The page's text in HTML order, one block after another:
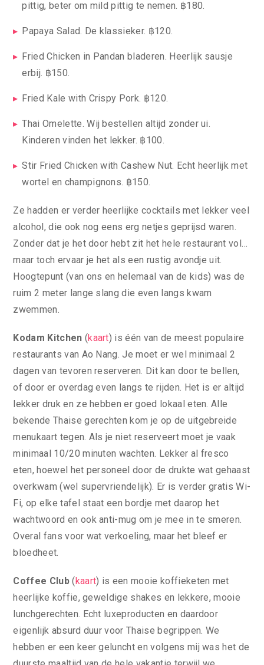
pittig, beter om mild pittig te nemen. ฿180.
Papaya Salad. De klassieker. ฿120.
Fried Chicken in Pandan bladeren. Heerlijk sausje
erbij. ฿150.
Fried Kale with Crispy Pork. ฿120.
Thai Omelette. Wij bestellen altijd zonder ui.
Kinderen vinden het lekker. ฿100.
Stir Fried Chicken with Cashew Nut. Echt heerlijk met
wortel en champignons. ฿150.
Ze hadden er verder heerlijke cocktails met lekker veel
alcohol, die ook nog eens erg netjes geprijsd waren.
Zonder dat je het door hebt zit het hele restaurant vol…
maar toch ervaar je het als een rustig avondje uit.
Hoogtepunt (van ons en helemaal van de kids) was de
ruim 2 meter lange slang die even langs kwam
zwemmen.
Kodam Kitchen (kaart) is één van de meest populaire
restaurants van Ao Nang. Je moet er wel minimaal 2
dagen van tevoren reserveren. Dit kan door te bellen,
of door er overdag even langs te rijden. Het is er altijd
lekker druk en ze hebben er goed lokaal eten. Alle
bekende Thaise gerechten kom je op de uitgebreide
menukaart tegen. Als je niet reserveert moet je vaak
minimaal 10/20 minuten wachten. Lekker al fresco
eten, hoewel het personeel door de drukte wat gehaast
overkwam (wel supervriendelijk). Er is verder gratis Wi-
Fi, op elke tafel staat een bordje met daarop het
wachtwoord en ook anti-mug om je mee in te smeren.
Overal fans voor wat verkoeling, maar het bleef er
bloedheet.
Coffee Club( kaart) is een mooie koffieketen met
heerlijke koffie, geweldige shakes en lekkere, mooie
lunchgerechten. Echt luxeproducten en daardoor
eigenlijk absurd duur voor Thaise begrippen. We
hebben er een keer geluncht en volgens mij was het de